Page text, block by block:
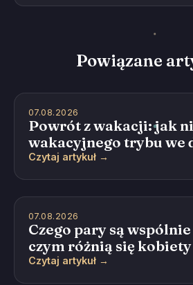
Powiązane
07.08.2026
Powrót z wakacji: jak
wakacyjnego trybu we
Czytaj artykuł →
07.08.2026
Czego pary są
czym różnią się kobiety
Czytaj artykuł →